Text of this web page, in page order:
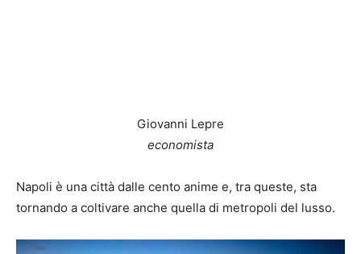
Giovanni Lepre
economista
Napoli è una città dalle cento anime e, tra queste, sta
tornando a coltivare anche quella di metropoli del lusso.